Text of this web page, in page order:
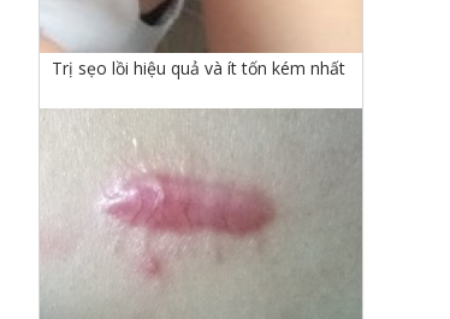
Trị sẹo lồi hiệu quả và ít tốn kém nhất